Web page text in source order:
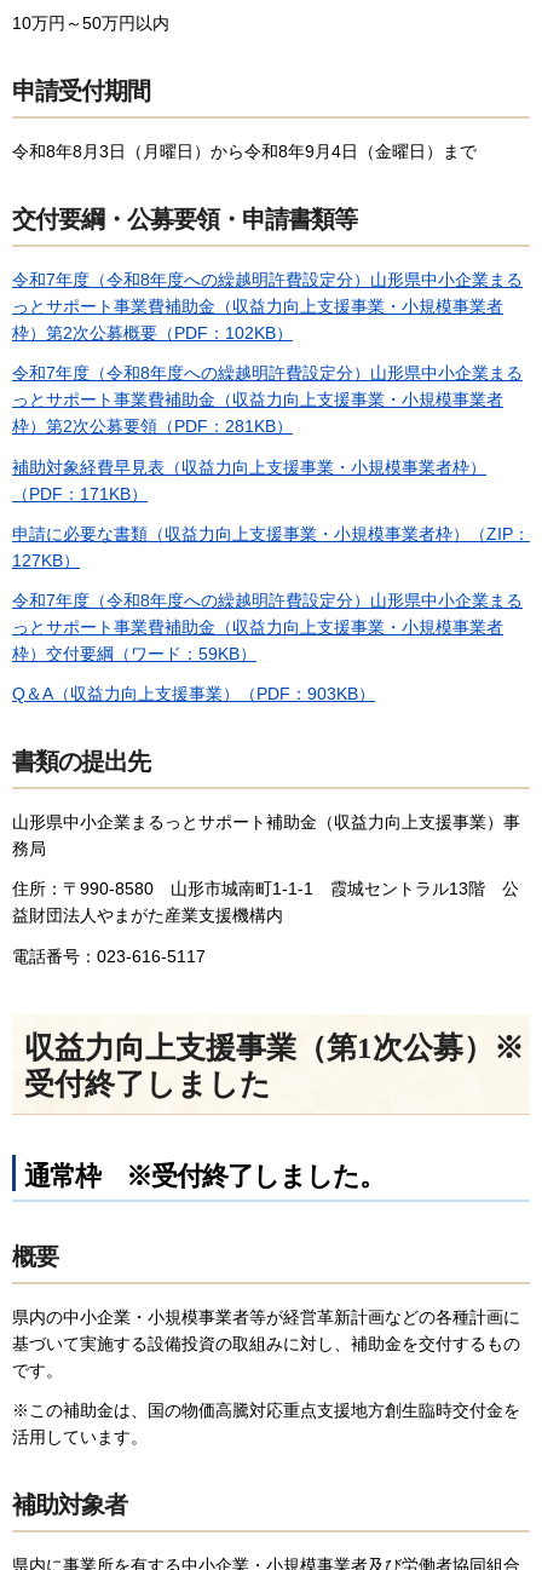
10万円～50万円以内
申請受付期間
令和8年8月3日（月曜日）から令和8年9月4日（金曜日）まで
交付要綱・公募要領・申請書類等
令和7年度（令和8年度への繰越明許費設定分）山形県中小企業まる
っとサポート事業費補助金（収益力向上支援事業・小規模事業者
枠）第2次公募概要（PDF：102KB）
令和7年度（令和8年度への繰越明許費設定分）山形県中小企業まる
っとサポート事業費補助金（収益力向上支援事業・小規模事業者
枠）第2次公募要領（PDF：281KB）
補助対象経費早見表（収益力向上支援事業・小規模事業者枠）
（PDF：171KB）
申請に必要な書類（収益力向上支援事業・小規模事業者枠）（ZIP：
127KB）
令和7年度（令和8年度への繰越明許費設定分）山形県中小企業まる
っとサポート事業費補助金（収益力向上支援事業・小規模事業者
枠）交付要綱（ワード：59KB）
Q＆A（収益力向上支援事業）（PDF：903KB）
書類の提出先
山形県中小企業まるっとサポート補助金（収益力向上支援事業）事
務局
住所：〒990-8580 山形市城南町1-1-1 霞城セントラル13階 公
益財団法人やまがた産業支援機構内
電話番号：023-616-5117
収益力向上支援事業（第1次公募）※
受付終了しました
通常枠 ※受付終了しました。
概要
県内の中小企業・小規模事業者等が経営革新計画などの各種計画に
基づいて実施する設備投資の取組みに対し、補助金を交付するもの
です。
※この補助金は、国の物価高騰対応重点支援地方創生臨時交付金を
活用しています。
補助対象者
県内に事業所を有する中小企業・小規模事業者及び労働者協同組合